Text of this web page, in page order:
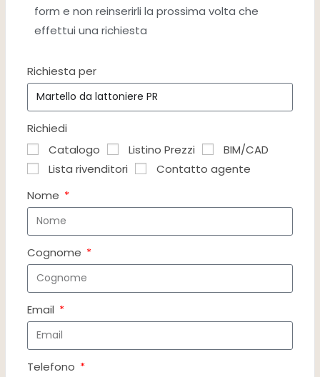
form e non reinserirli la prossima volta che
effettui una richiesta
Richiesta per
Richiedi
Catalogo
Listino Prezzi
BIM/CAD
Lista rivenditori
Contatto agente
Nome
Cognome
Email
Telefono